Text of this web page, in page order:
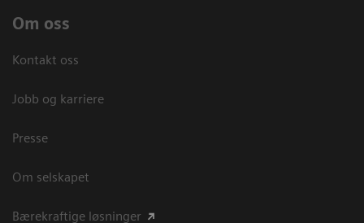
Om oss
Kontakt oss
Jobb og karriere
Presse
Om selskapet
Bærekraftige løsninger